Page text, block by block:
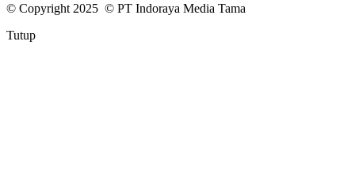
© Copyright 2025 © PT Indoraya Media Tama
Tutup